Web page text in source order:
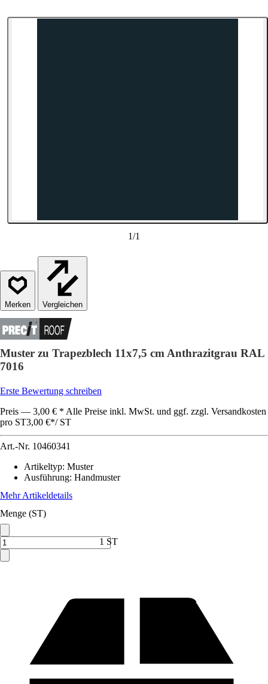
1/1
Vergleichen
Muster zu Trapezblech 11x7,5 cm Anthrazitgrau RAL
7016
Erste Bewertung schreiben
Preis — 3,00 € * Alle Preise inkl. MwSt. und ggf. zzgl. Versandkosten
pro ST3,00 €*/ ST
Art.-Nr. 10460341
Artikeltyp: Muster
Ausführung: Handmuster
Mehr Artikeldetails
Menge (ST)
1 ST